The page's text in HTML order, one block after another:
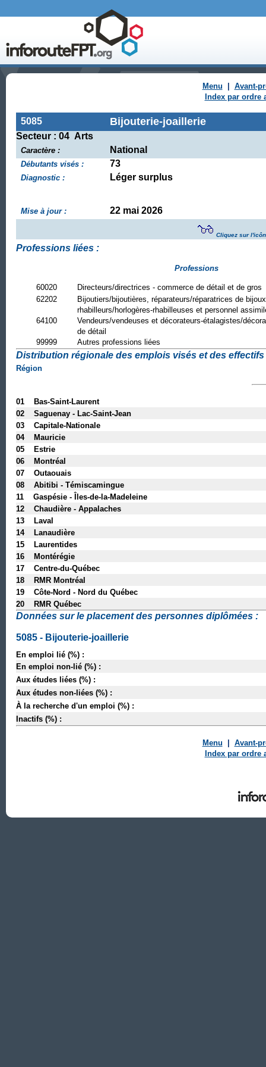
Menu
Avant-
Index par ordre
5085 Bijouterie-joaillerie
Secteur : 04 Arts
Caractère : National
Débutants visés : 73
Diagnostic : Léger surplus
Mise à jour : 22 mai 2026
Cliquez sur
Professions liées :
Professions
60020
Directeurs/directrices - commerce de détail et de gros
62202
Bijoutiers/bijoutières, réparateurs/réparatrices de
rhabilleurs/horlogères-rhabilleuses et personnel
64100
Vendeurs/vendeuses et décorateurs-étalagistes/
de détail
99999
Autres professions liées
Distribution régionale des emplois visés et des effectifs
Région
01 Bas-Saint-Laurent
02 Saguenay - Lac-Saint-Jean
03 Capitale-Nationale
04 Mauricie
05 Estrie
06 Montréal
07 Outaouais
08 Abitibi - Témiscamingue
11 Gaspésie - Îles-de-la-Madeleine
12 Chaudière - Appalaches
13 Laval
14 Lanaudière
15 Laurentides
16 Montérégie
17 Centre-du-Québec
18 RMR Montréal
19 Côte-Nord - Nord du Québec
20 RMR Québec
Données sur le placement des personnes diplômées :
5085 - Bijouterie-joaillerie
En emploi lié (%) :
En emploi non-lié (%) :
Aux études liées (%) :
Aux études non-liées (%) :
À la recherche d'un emploi (%) :
Inactifs (%) :
Menu
Avant-
Index par ordre